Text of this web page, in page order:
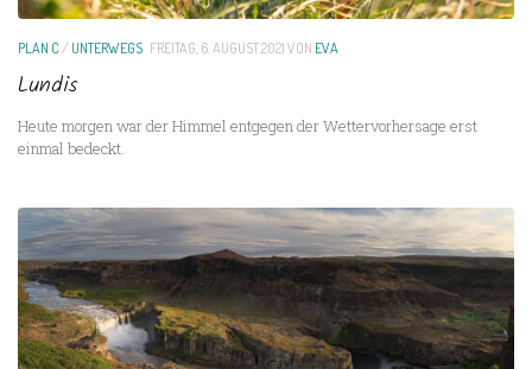
PLAN C/UNTERWEGS FREITAG, 6. AUGUST 2021VON EVA
Lundis
Heute morgen war der Himmel entgegen der Wettervorhersage erst
einmal bedeckt.